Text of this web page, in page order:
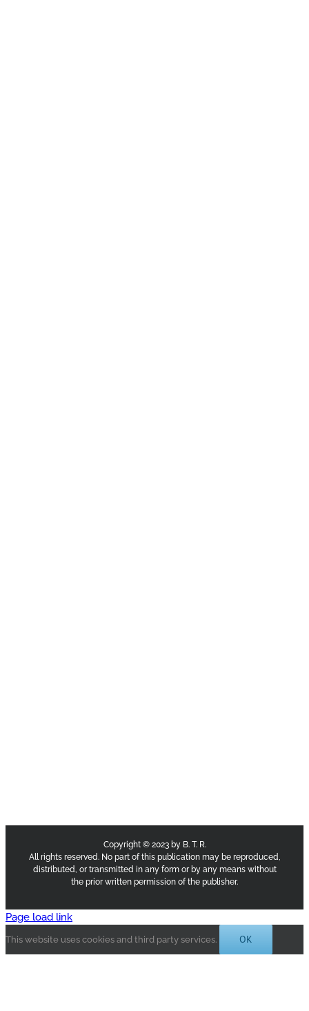
Copyright © 2023 by B. T. R.
All rights reserved. No part of this publication may be reproduced,
distributed, or transmitted in any form or by any means without
the prior written permission of the publisher.
Page load link
This website uses cookies and third party services. OK